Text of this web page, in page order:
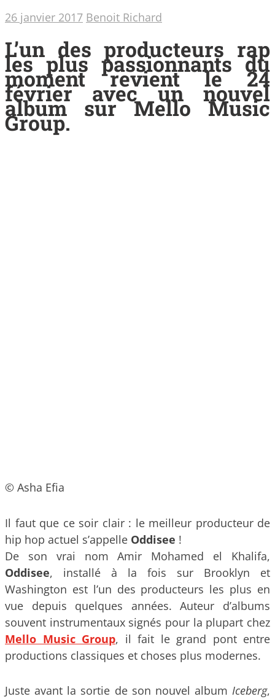
26 janvier 2017 Benoit Richard
L’un des producteurs rap
les plus passionnants du
moment revient le 24
février avec un nouvel
album sur Mello Music
Group.
© Asha Efia
Il faut que ce soir clair : le meilleur producteur de
hip hop actuel s’appelle Oddisee !
De son vrai nom Amir Mohamed el Khalifa,
Oddisee, installé à la fois sur Brooklyn et
Washington est l’un des producteurs les plus en
vue depuis quelques années. Auteur d’albums
souvent instrumentaux signés pour la plupart chez
Mello Music Group, il fait le grand pont entre
productions classiques et choses plus modernes.
Juste avant la sortie de son nouvel album Iceberg,